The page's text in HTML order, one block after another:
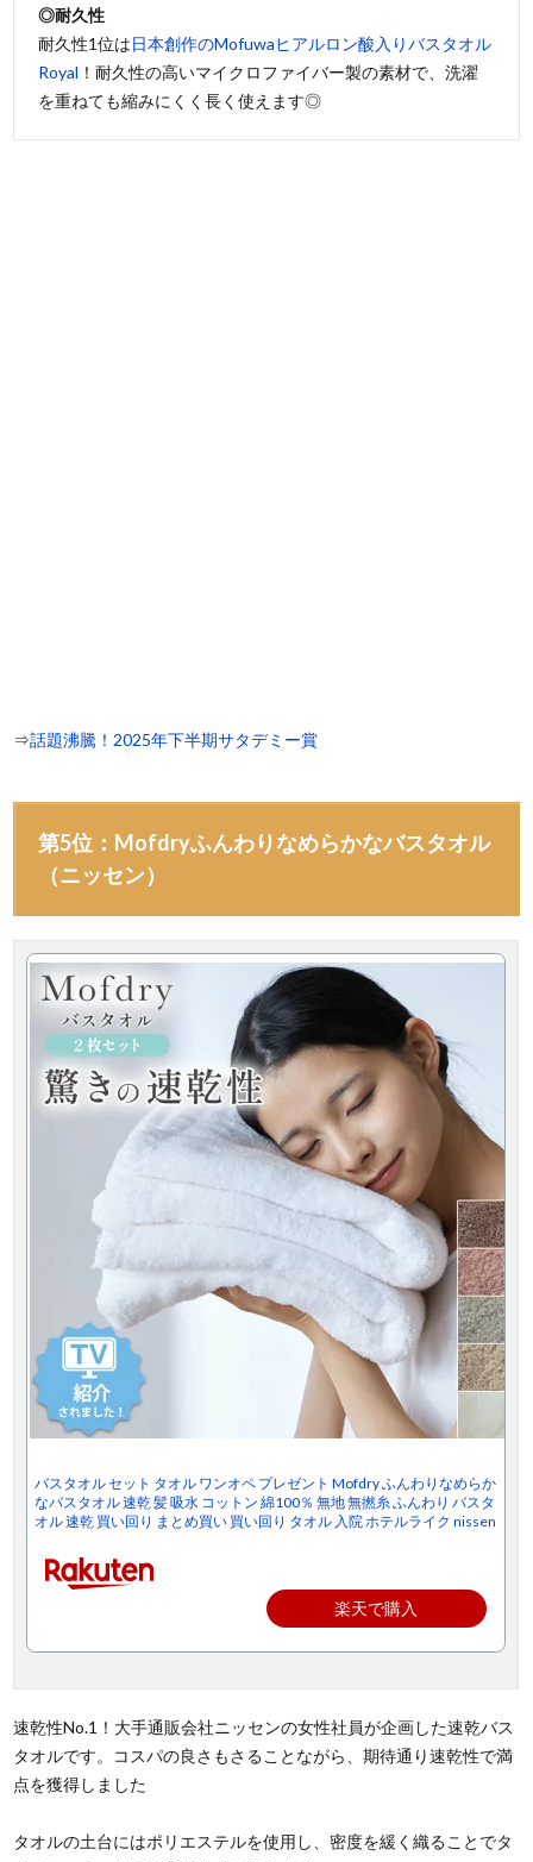
◎耐久性
耐久性1位は日本創作のMofuwaヒアルロン酸入りバスタオル
Royal ！耐久性の高いマイクロファイバー製の素材で、洗濯
を重ねても縮みにくく長く使えます◎
⇒話題沸騰！2025年下半期サタデミー賞
第5位：Mofdryふんわりなめらかなバスタオル
（ニッセン）
バスタオル セット タオル ワンオペ プレゼント Mofdry ふんわりなめらか
なバスタオル 速乾 髪 吸水 コットン 綿100％ 無地 無撚糸 ふんわり バスタ
オル 速乾 買い回り まとめ買い 買い回り タオル 入院 ホテルライク nissen
楽天で購入
速乾性No.1！大手通販会社ニッセンの女性社員が企画した速乾バス
タオルです。コスパの良さもさることながら、期待通り速乾性で満
点を獲得しました
タオルの土台にはポリエステルを使用し、密度を緩く織ることでタ